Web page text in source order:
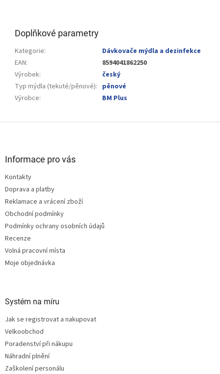
Doplňkové parametry
Kategorie:
Dávkovače mýdla a dezinfekce
EAN:
8594041862250
Výrobek:
český
Typ mýdla (tekuté/pěnové): pěnové
Výrobce: BM Plus
Informace pro vás
Kontakty
Doprava a platby
Reklamace a vrácení zboží
Obchodní podmínky
Podmínky ochrany osobních údajů
Recenze
Volná pracovní místa
Moje objednávka
Systém na míru
Jak se registrovat a nakupovat
Velkoobchod
Poradenství při nákupu
Náhradní plnění
Zaškolení personálu